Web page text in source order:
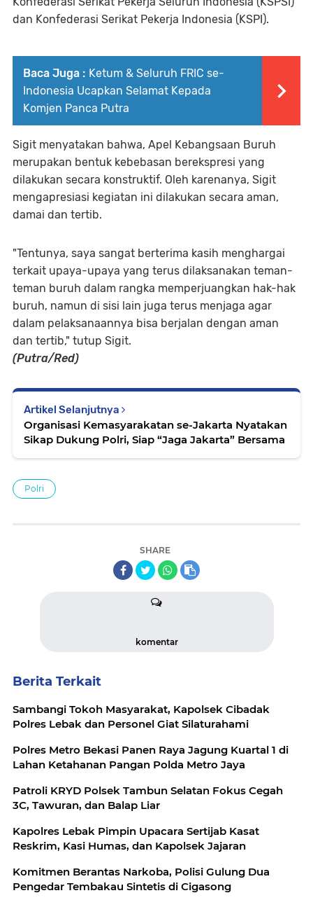
dan Konfederasi Serikat Pekerja Indonesia (KSPI).
Baca Juga : Ketum & Seluruh FRIC se-
Indonesia Ucapkan Selamat Kepada
Komjen Panca Putra
Sigit menyatakan bahwa, Apel Kebangsaan Buruh
merupakan bentuk kebebasan berekspresi yang
dilakukan secara konstruktif. Oleh karenanya, Sigit
mengapresiasi kegiatan ini dilakukan secara aman,
damai dan tertib.
"Tentunya, saya sangat berterima kasih menghargai
terkait upaya-upaya yang terus dilaksanakan teman-
teman buruh dalam rangka memperjuangkan hak-hak
buruh, namun di sisi lain juga terus menjaga agar
dalam pelaksanaannya bisa berjalan dengan aman
dan tertib," tutup Sigit.
(Putra/Red)
Artikel Selanjutnya
Organisasi Kemasyarakatan se-Jakarta Nyatakan
Sikap Dukung Polri, Siap “Jaga Jakarta” Bersama
Polri
SHARE
komentar
Berita Terkait
Sambangi Tokoh Masyarakat, Kapolsek Cibadak
Polres Lebak dan Personel Giat Silaturahami
Polres Metro Bekasi Panen Raya Jagung Kuartal 1 di
Lahan Ketahanan Pangan Polda Metro Jaya
Patroli KRYD Polsek Tambun Selatan Fokus Cegah
3C, Tawuran, dan Balap Liar
Kapolres Lebak Pimpin Upacara Sertijab Kasat
Reskrim, Kasi Humas, dan Kapolsek Jajaran
Komitmen Berantas Narkoba, Polisi Gulung Dua
Pengedar Tembakau Sintetis di Cigasong